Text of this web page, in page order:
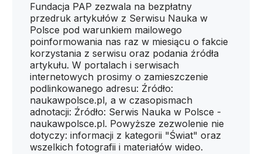
Fundacja PAP zezwala na bezpłatny
przedruk artykułów z Serwisu Nauka w
Polsce pod warunkiem mailowego
poinformowania nas raz w miesiącu o fakcie
korzystania z serwisu oraz podania źródła
artykułu. W portalach i serwisach
internetowych prosimy o zamieszczenie
podlinkowanego adresu: Źródło:
naukawpolsce.pl, a w czasopismach
adnotacji: Źródło: Serwis Nauka w Polsce -
naukawpolsce.pl. Powyższe zezwolenie nie
dotyczy: informacji z kategorii "Świat" oraz
wszelkich fotografii i materiałów wideo.